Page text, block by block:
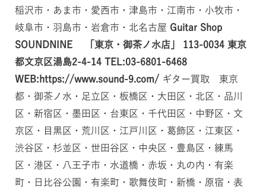
稲沢市・あま市・愛西市・津島市・江南市・小牧市・
岐阜市・羽島市・岩倉市・北名古屋 Guitar Shop
SOUNDNINE 「東京・御茶ノ水店」
113-0034 東京
都文京区湯島2-4-14 TEL:03-6801-6468
WEB:https://www.sound-9.com/ ギター買取 東京
都・御茶ノ水・足立区・板橋区・大田区・北区・品川
区・新宿区・墨田区・台東区・千代田区・中野区・文
京区・目黒区・荒川区・江戸川区・葛飾区・江東区・
渋谷区・杉並区・世田谷区・中央区・豊島区・練馬
区・港区・八王子市・水道橋・赤坂・丸の内・有楽
町・日比谷公園・有楽町・歌舞伎町・新橋・原宿・表